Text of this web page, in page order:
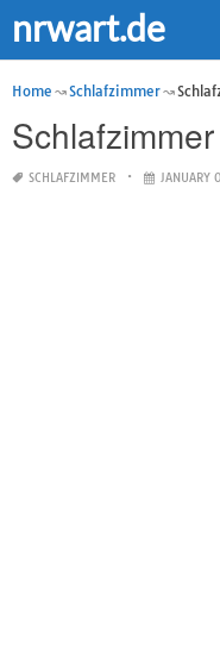
nrwart.de
Home Schlafzimmer
SCHLAFZIMMER